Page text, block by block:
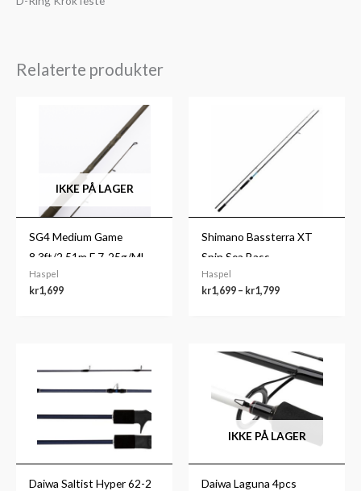
Relaterte produkter
IKKE PÅ LAGER
SG4 Medium Game
8,3ft/2,51m F 7-25g/ML
2sec
Haspel
kr1,699
Shimano Bassterra XT
Spin Sea Bass
Haspel
kr1,699 – kr1,799
kr1,699
kr1,799
Daiwa Saltist Hyper 62-2
IKKE PÅ LAGER
Daiwa Laguna 4pcs
Prisområde:
kr519
kr639